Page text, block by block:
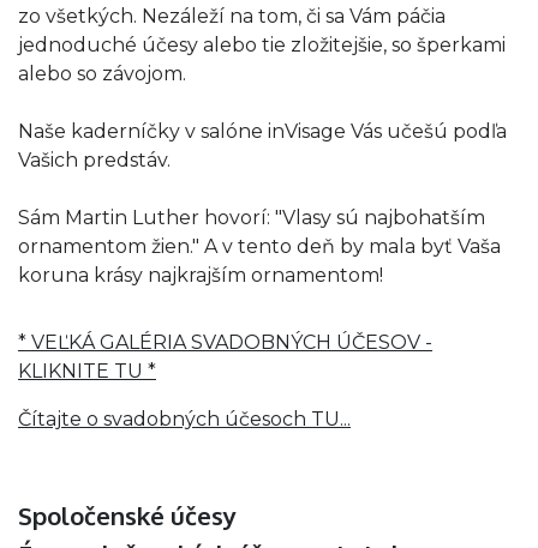
zo všetkých. Nezáleží na tom, či sa Vám páčia
jednoduché účesy alebo tie zložitejšie, so šperkami
alebo so závojom.
Naše kaderníčky v salóne inVisage Vás učešú podľa
Vašich predstáv.
Sám Martin Luther hovorí: "Vlasy sú najbohatším
ornamentom žien." A v tento deň by mala byť Vaša
koruna krásy najkrajším ornamentom!
* VEĽKÁ GALÉRIA SVADOBNÝCH ÚČESOV -
KLIKNITE TU *
Čítajte o svadobných účesoch TU...
Spoločenské účesy